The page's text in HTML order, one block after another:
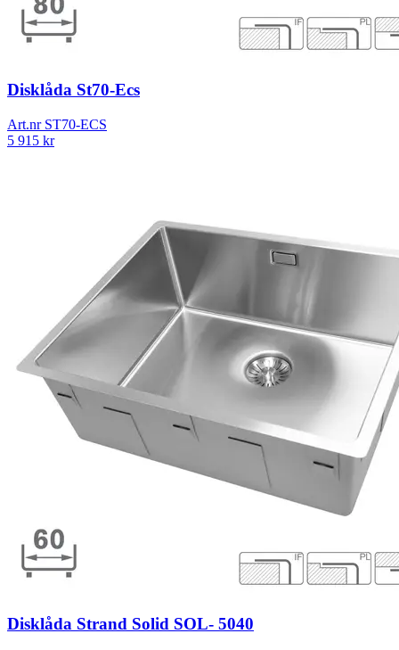
Disklåda St70-Ecs
Art.nr ST70-ECS
5 915 kr
Disklåda Strand Solid SOL- 5040